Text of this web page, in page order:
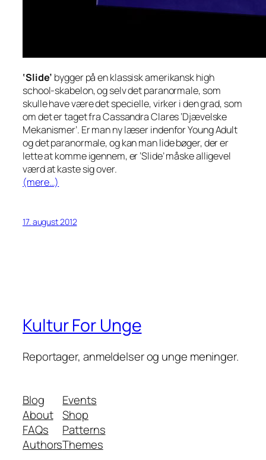
‘Slide’ bygger på en klassisk amerikansk high
school-skabelon, og selv det paranormale, som
skulle have være det specielle, virker i den grad, som
om det er taget fra Cassandra Clares ‘Djævelske
Mekanismer’. Er man ny læser indenfor Young Adult
og det paranormale, og kan man lide bøger, der er
lette at komme igennem, er ‘Slide’ måske alligevel
værd at kaste sig over.
(mere…)
17. august 2012
Kultur For Unge
Reportager, anmeldelser og unge meninger.
Blog
About
FAQs
Authors
Events
Shop
Patterns
Themes